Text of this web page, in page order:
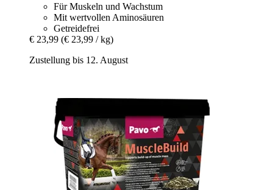
Für Muskeln und Wachstum
Mit wertvollen Aminosäuren
Getreidefrei
€ 23,99 (€ 23,99 / kg)
Zustellung bis 12. August